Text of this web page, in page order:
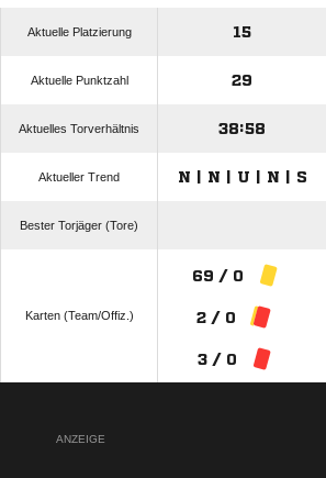
Aktuelle Platzierung 15
Aktuelle Punktzahl 29
Aktuelles Torverhältnis 38:58
Aktueller Trend N | N | U | N | S
Bester Torjäger (Tore)
Karten (Team/Offiz.)
69 / 0
2 / 0
3 / 0
ANZEIGE